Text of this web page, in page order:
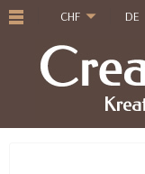
CHF DE